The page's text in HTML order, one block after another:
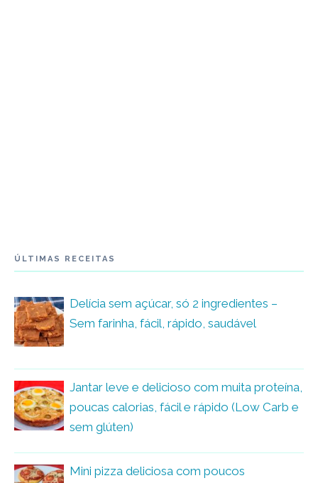
ÚLTIMAS RECEITAS
Delícia sem açúcar, só 2 ingredientes –
Sem farinha, fácil, rápido, saudável
Jantar leve e delicioso com muita proteína,
poucas calorias, fácil e rápido (Low Carb e
sem glúten)
Mini pizza deliciosa com poucos